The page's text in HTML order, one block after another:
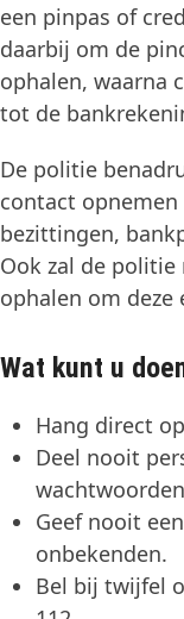
een pinpas of
daarbij om de
ophalen, waarna
tot de
De politie
contact
bezittingen,
Ook zal de
ophalen om deze
Wat kunt u
Hang direct
Deel nooit
Geef nooit
onbekenden.
Bel bij twijfel